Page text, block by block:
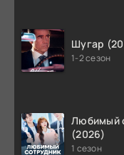
Шугар
1-2 сезон
Любимый
(2026)
1 сезон